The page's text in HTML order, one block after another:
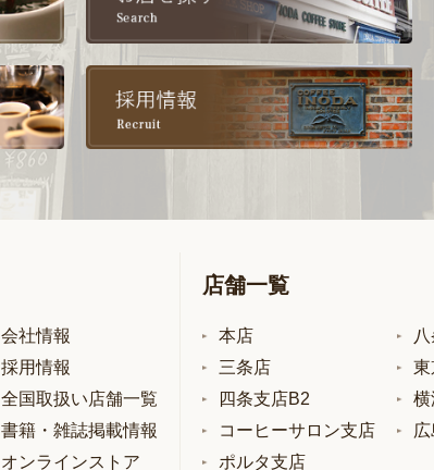
会社情報
採用情報
全国取扱い店舗一覧
書籍・雑誌掲載情報
オンラインストア
店舗一覧
本店
三条店
四条支店B2
コーヒーサロン支店
ポルタ支店
東
横